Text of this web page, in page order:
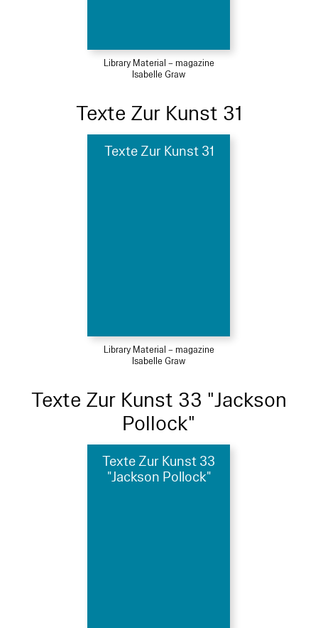
Library Material – magazine
Isabelle Graw
Texte Zur Kunst 31
Texte Zur Kunst 31
Library Material – magazine
Isabelle Graw
Texte Zur Kunst 33 "Jackson
Pollock"
Texte Zur Kunst 33
"Jackson Pollock"